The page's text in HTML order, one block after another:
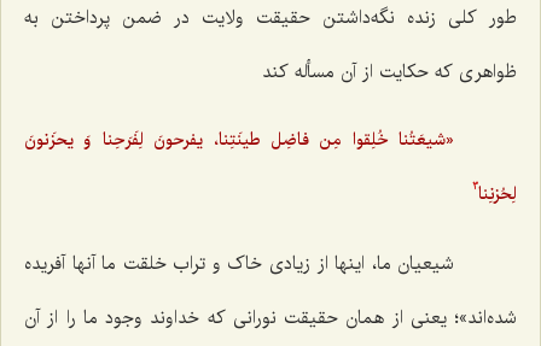
طور کلی زنده نگه‌داشتن حقیقت ولایت در ضمن پرداختن به
ظواهری که حکایت از آن مسأله کند
«شیعَتُنا خُلِقوا مِن فاضِل طینَتِنا، یفرحونَ لِفَرَحِنا وَ یحزَنونَ
لِحُزنِنا3
شیعیان ما، اینها از زیادی خاک و تراب خلقت ما آنها آفریده
شده‌اند»؛ یعنی از همان حقیقت نورانی که خداوند وجود ما را از آن